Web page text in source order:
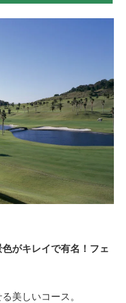
色がキレイで有名！フェ
美しいコース。